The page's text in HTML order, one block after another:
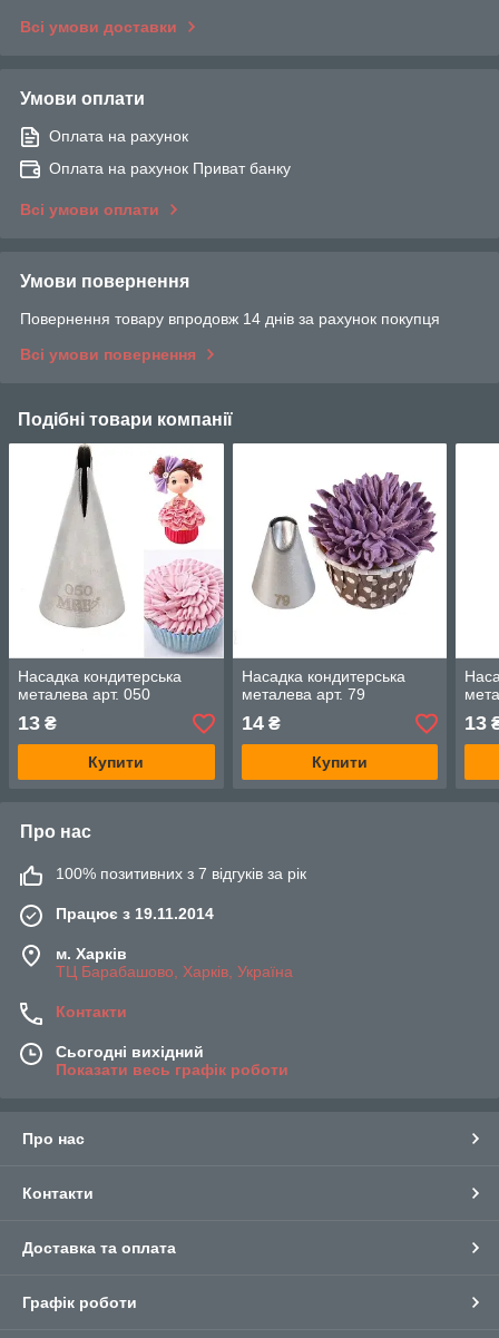
Всі умови доставки
Умови оплати
Оплата на рахунок
Оплата на рахунок Приват банку
Всі умови оплати
Умови повернення
Повернення товару впродовж 14 днів за рахунок покупця
Всі умови повернення
Подібні товари компанії
Насадка кондитерська
металева арт. 050
13 ₴
Купити
Насадка кондитерська
металева арт. 79
14₴
Купити
13
Про нас
100% позитивних з 7 відгуків за рік
Працює з 19.11.2014
м. Харків
ТЦ Барабашово, Харків, Україна
Контакти
Сьогодні вихідний
Показати весь графік роботи
Про нас
Контакти
Доставка та оплата
Графік роботи